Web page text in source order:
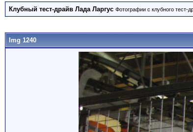
Клубный тест-драйв Лада Ларгус Фотографии с клубного тест-
Img 1240